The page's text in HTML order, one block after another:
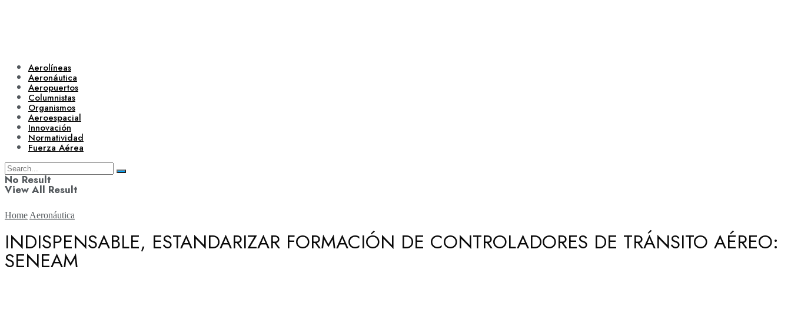
Aerolíneas
Aeronáutica
Aeropuertos
Columnistas
Organismos
Aeroespacial
Innovación
Normatividad
Fuerza Aérea
No Result
View All Result
Aerolíneas
Home Aeronáutica
INDISPENSABLE, ESTANDARIZAR FORMACIÓN DE CONTROLADORES DE TRÁNSITO AÉREO:
SENEAM